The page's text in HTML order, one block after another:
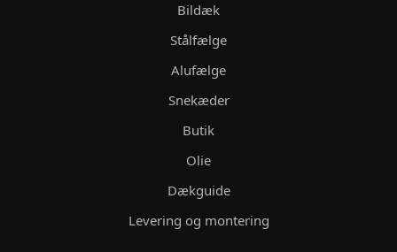
Bildæk
Stålfælge
Alufælge
Snekæder
Butik
Olie
Dækguide
Levering og montering